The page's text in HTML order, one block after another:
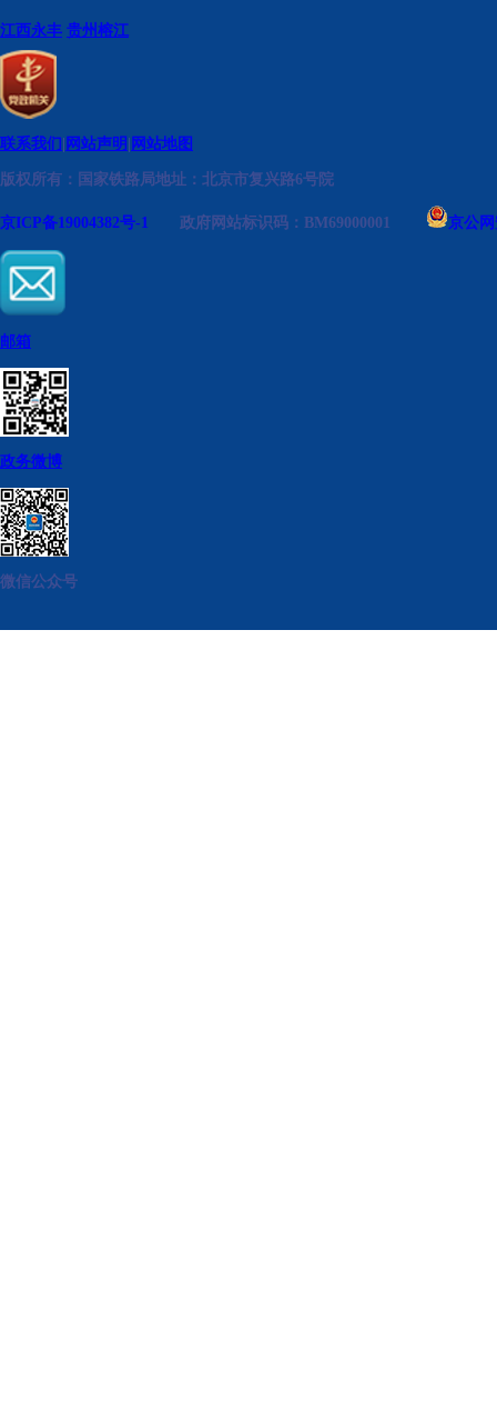
江西永丰 贵州榕江
联系我们 网站声明 网站地图
版权所有：国家铁路局地址：北京市复兴路6号院
京ICP备19004382号-1 政府网站标识码：BM69000001 京公网
邮箱
政务微博
微信公众号